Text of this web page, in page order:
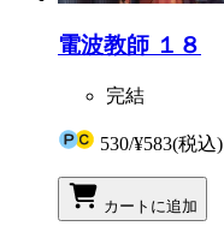
電波教師 １８
完結
530/¥583(税込)
カートに追加